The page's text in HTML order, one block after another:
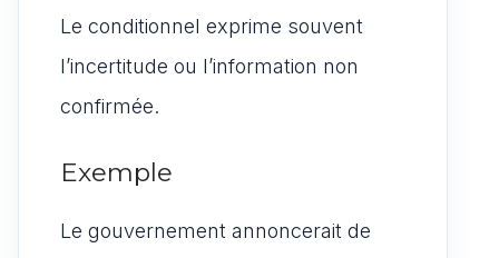
Le conditionnel exprime souvent
l’incertitude ou l’information non
confirmée.
Exemple
Le gouvernement annoncerait de